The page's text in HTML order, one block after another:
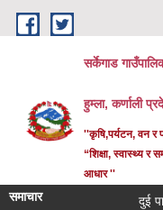
Skip to main content
सर्केगाड
हुम्ला, कर्णाली
''कृषि,पर्यटन, वन र
“शिक्षा, स्वास्थ्य र
आधार ''
समाचार दुई